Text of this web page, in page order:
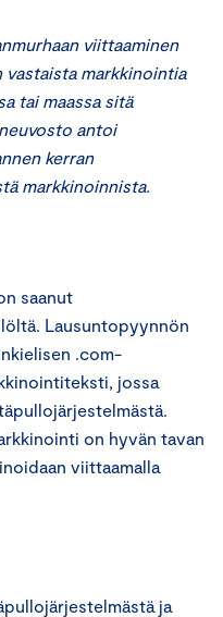
viittaaminen
vastaista markkinointia
tai maassa sitä
antoi
kerran
markkinoinnista.
saanut
Lausuntopyynnön
.com-
jossa
on hyvän tavan
viittaamalla
ja